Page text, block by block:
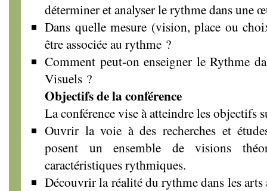
déterminer et analyser le rythme dans une
Dans quelle mesure (vision, place ou
être associée au rythme ?
Comment peut-on enseigner le Rythme
Visuels ?
Objectifs de la conférence
La conférence vise à atteindre les objectifs
Ouvrir la voie à des recherches et
posent un ensemble de visions
caractéristiques rythmiques.
Découvrir la réalité du rythme dans les